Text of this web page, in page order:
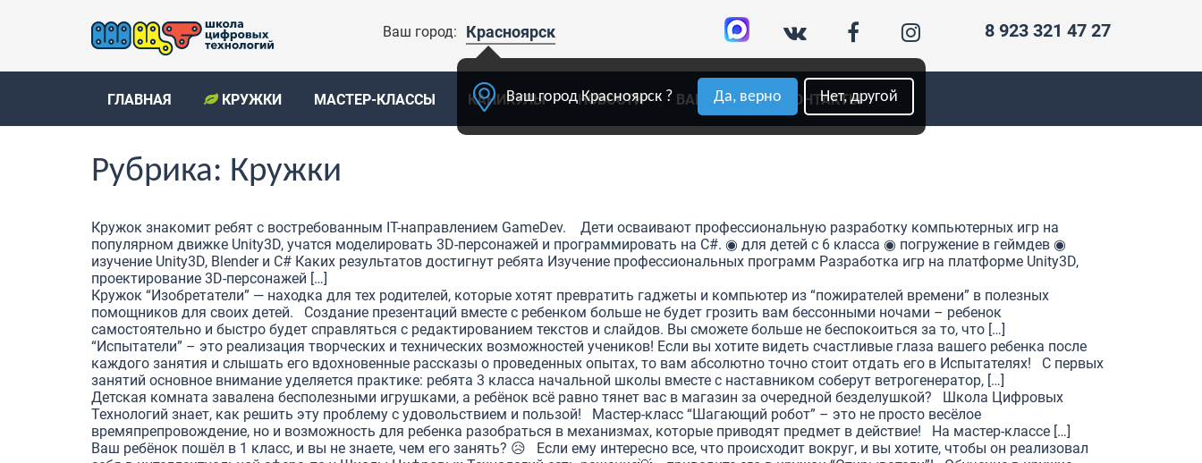
Ваш город: Красноярск
Ваш город Красноярск ? Да, верно Нет, другой
8 923 321 47 27
ГЛАВНАЯ КРУЖКИ МАСТЕР-КЛАССЫ КАНИКУЛЫ НОВОСТИ ВАКАНСИИ КОНТАКТЫ
Рубрика: Кружки
Кружок знакомит ребят с востребованным IT-направлением GameDev. Дети осваивают профессиональную разработку компьютерных игр на
популярном движке Unity3D, учатся моделировать 3D-персонажей и программировать на C#. ◉ для детей с 6 класса ◉ погружение в геймдев ◉
изучение Unity3D, Blender и C# Каких результатов достигнут ребята Изучение профессиональных программ Разработка игр на платформе Unity3D,
проектирование 3D-персонажей […]
Кружок “Изобретатели” — находка для тех родителей, которые хотят превратить гаджеты и компьютер из “пожирателей времени” в полезных
помощников для своих детей. Создание презентаций вместе с ребенком больше не будет грозить вам бессонными ночами – ребенок
самостоятельно и быстро будет справляться с редактированием текстов и слайдов. Вы сможете больше не беспокоиться за то, что […]
“Испытатели” – это реализация творческих и технических возможностей учеников! Если вы хотите видеть счастливые глаза вашего ребенка после
каждого занятия и слышать его вдохновенные рассказы о проведенных опытах, то вам абсолютно точно стоит отдать его в Испытателях! С первых
занятий основное внимание уделяется практике: ребята 3 класса начальной школы вместе с наставником соберут ветрогенератор, […]
Детская комната завалена бесполезными игрушками, а ребёнок всё равно тянет вас в магазин за очередной безделушкой? Школа Цифровых
Технологий знает, как решить эту проблему с удовольствием и пользой! Мастер-класс “Шагающий робот” – это не просто весёлое
времяпрепровождение, но и возможность для ребенка разобраться в механизмах, которые приводят предмет в действие! На мастер-классе […]
Ваш ребёнок пошёл в 1 класс, и вы не знаете, чем его занять? 😥 Если ему интересно все, что происходит вокруг, и вы хотите, чтобы он реализовал